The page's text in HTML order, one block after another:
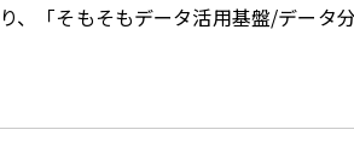
、「そもそもデータ活用基盤/データ